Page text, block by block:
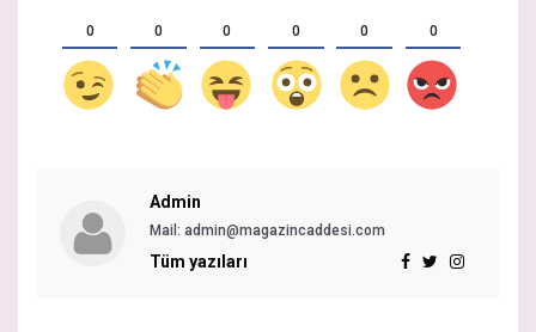
0 0 0 0 0 0
Admin
Mail: admin@magazincaddesi.com
Tüm yazıları